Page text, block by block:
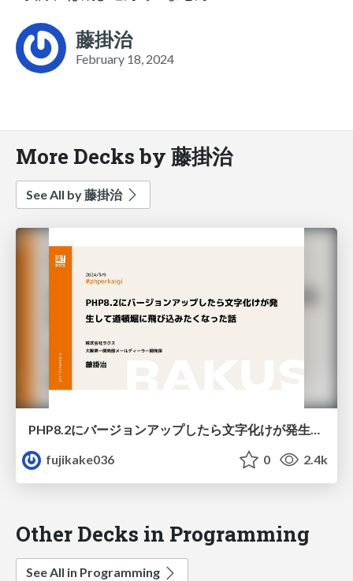
藤掛治
February 18, 2024
More Decks by 藤掛治
See All by 藤掛治
PHP8.2にバージョンアップしたら文字化けが発生して道頓堀に飛び込みたくなった話
fujikake036
0 2.4k
Other Decks in Programming
See All in Programming